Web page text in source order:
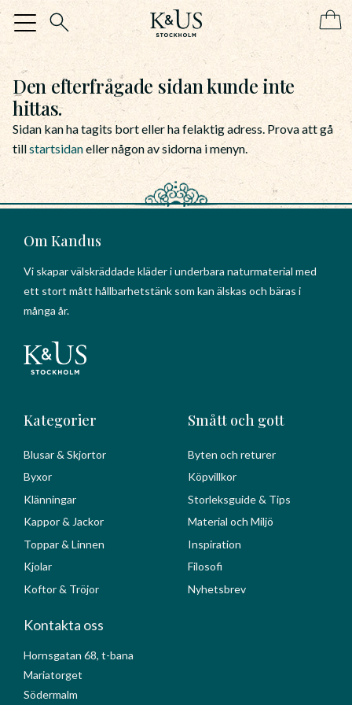
Meny
Den efterfrågade sidan kunde inte
hittas.
Sidan kan ha tagits bort eller ha felaktig adress. Prova att gå
tillstartsidaneller någon av sidorna i menyn.
Om Kandus
Vi skapar välskräddade kläder i underbara naturmaterial med
ett stort mått hållbarhetstänk som kan älskas och bäras i
många år.
Kategorier
Blusar & Skjortor
Byxor
Klänningar
Kappor & Jackor
Toppar & Linnen
Kjolar
Koftor & Tröjor
Smått och gott
Byten och returer
Köpvillkor
Storleksguide & Tips
Material och Miljö
Inspiration
Filosofi
Nyhetsbrev
Kontakta oss
Hornsgatan 68, t-bana
Mariatorget
Södermalm